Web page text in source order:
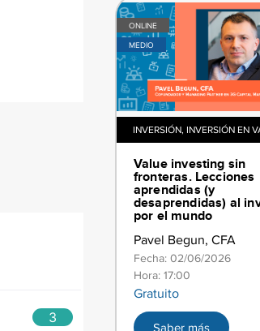
3
ONLINE
MEDIO
INVERSIÓN, INVERSIÓN EN
Value investing sin
fronteras. Lecciones
aprendidas (y
desaprendidas) al
por el mundo
Pavel Begun, CFA
Fecha: 02/06/2026
Hora: 17:00
Gratuito